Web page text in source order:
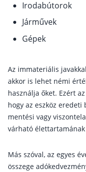
Nyugdíjbiztosítás
Irodabútorok
Járművek
Gépek
Az immateriális
akkor is lehet némi
használja őket. Ezért
hogy az eszköz
mentési vagy
várható
Más szóval, az egyes
összege